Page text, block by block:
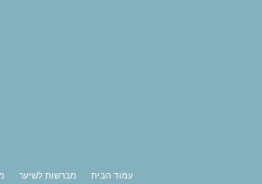
עמוד הבית מברשות לשיער